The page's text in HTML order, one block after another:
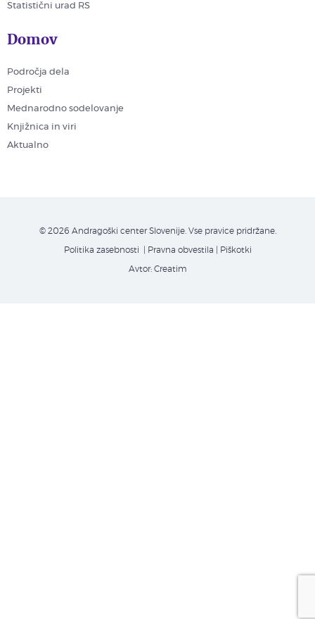
Statistični urad RS
Domov
Področja dela
Projekti
Mednarodno sodelovanje
Knjižnica in viri
Aktualno
© 2026 Andragoški center Slovenije. Vse pravice pridržane.
Politika zasebnosti | Pravna obvestila Piškotki
Avtor: Creatim